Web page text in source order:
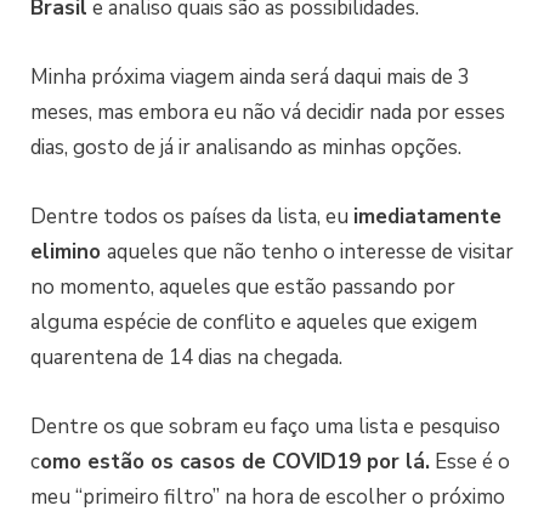
Brasil e analiso quais são as possibilidades.
Minha próxima viagem ainda será daqui mais de 3
meses, mas embora eu não vá decidir nada por esses
dias, gosto de já ir analisando as minhas opções.
Dentre todos os países da lista, eu imediatamente
elimino aqueles que não tenho o interesse de visitar
no momento, aqueles que estão passando por
alguma espécie de conflito e aqueles que exigem
quarentena de 14 dias na chegada.
Dentre os que sobram eu faço uma lista e pesquiso
como estão os casos de COVID19 por lá. Esse é o
meu “primeiro filtro” na hora de escolher o próximo